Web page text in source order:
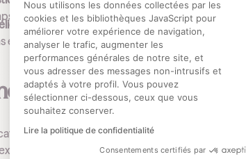
Nous utilisons les données collectées par les
cookies et les bibliothèques JavaScript pour
améliorer votre expérience de navigation,
analyser le trafic, augmenter les
performances générales de notre site, et
vous adresser des messages non-intrusifs et
adaptés à votre profil. Vous pouvez
sélectionner ci-dessous, ceux que vous
souhaitez conserver.
Lire la politique de confidentialité
Consentements certifiés par
Axeptio consent
pour d'autres tâches stratégiques.
de la qualité des soins: En facilitant la
et à améliorer la qualité de lasanté du résident
en EHPAD sont une solution essentielle
et aide à maintenir la continuité des